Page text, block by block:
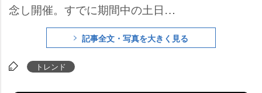
念し開催。すでに期間中の土日祝
日の日時指定前売り券が売り切れ
るなど、ファンを中心に話題とな
っている。
記事全文・写真を大きく見る
トレンド